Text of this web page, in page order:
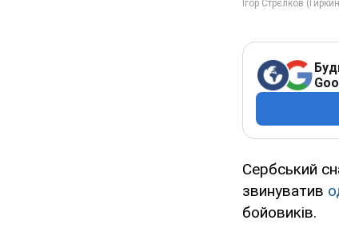
Сербський
звинуватив
бойовиків.